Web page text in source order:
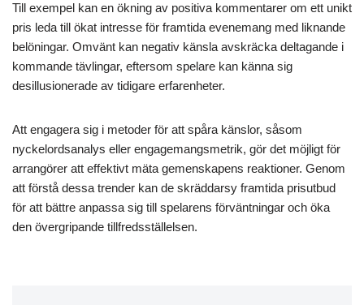
Till exempel kan en ökning av positiva kommentarer om ett unikt
pris leda till ökat intresse för framtida evenemang med liknande
belöningar. Omvänt kan negativ känsla avskräcka deltagande i
kommande tävlingar, eftersom spelare kan känna sig
desillusionerade av tidigare erfarenheter.
Att engagera sig i metoder för att spåra känslor, såsom
nyckelordsanalys eller engagemangsmetrik, gör det möjligt för
arrangörer att effektivt mäta gemenskapens reaktioner. Genom
att förstå dessa trender kan de skräddarsy framtida prisutbud
för att bättre anpassa sig till spelarens förväntningar och öka
den övergripande tillfredsställelsen.